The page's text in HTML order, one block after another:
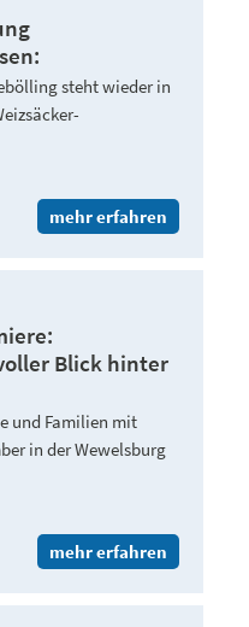
steht wieder in
mehr erfahren
Blick hinter
und Familien mit
in der Wewelsburg
mehr erfahren